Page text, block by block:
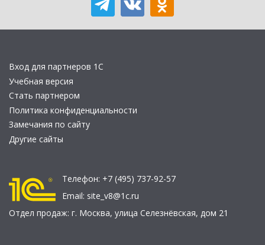
Вход для партнеров 1С
Учебная версия
Стать партнером
Политика конфиденциальности
Замечания по сайту
Другие сайты
Телефон: +7 (495) 737-92-57
Email: site_v8@1c.ru
Отдел продаж: г. Москва, улица Селезнёвская, дом 21